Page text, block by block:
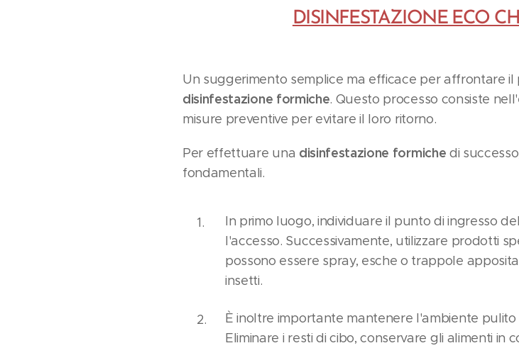
DISINFESTAZIONE ECO
Un suggerimento semplice ma efficace per affrontare
disinfestazione formiche. Questo processo consiste
misure preventive per evitare il loro ritorno.
Per effettuare una disinfestazione formiche di
fondamentali.
In primo luogo, individuare il punto di ingresso
l'accesso. Successivamente, utilizzare prodotti
possono essere spray, esche o trappole
insetti.
È inoltre importante mantenere l'ambiente
Eliminare i resti di cibo, conservare gli alimenti